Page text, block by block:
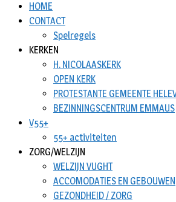
HOME
CONTACT
Spelregels
KERKEN
H. NICOLAASKERK
OPEN KERK
PROTESTANTE GEMEENTE
BEZINNINGSCENTRUM EMMAUS
V55+
55+ activiteiten
ZORG/WELZIJN
WELZIJN VUGHT
ACCOMODATIES EN GEBOUWEN
GEZONDHEID / ZORG